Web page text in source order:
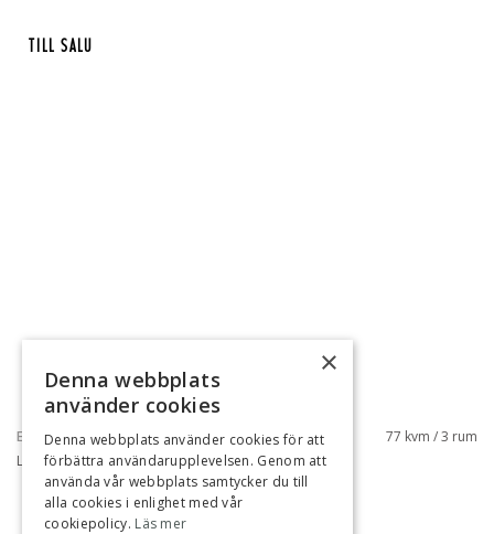
TILL SALU
EDSVIKEN, SOLLENTUNA
LILLHERSBYVÄGEN 10B
77 kvm / 3 rum
TILL SALU
×
Denna webbplats
använder cookies
Denna webbplats använder cookies för att
förbättra användarupplevelsen. Genom att
använda vår webbplats samtycker du till
alla cookies i enlighet med vår
cookiepolicy. Läs mer